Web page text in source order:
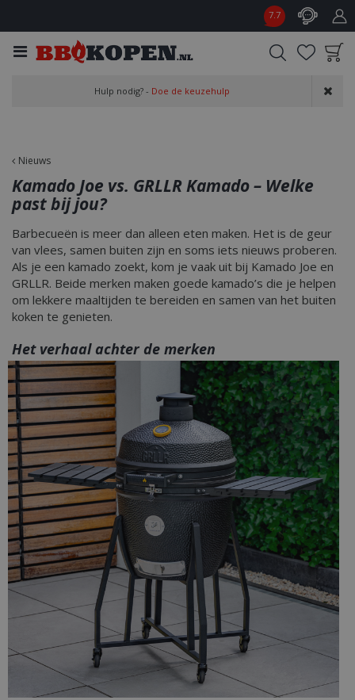
Nieuws
7.7
aan wensenlijst
Hulp nodig? - Doe de keuzehulp
Kamado Joe vs. GRLLR Kamado – Welke
past bij jou?
Barbecueën is meer dan alleen eten maken. Het is de geur
van vlees, samen buiten zijn en soms iets nieuws proberen.
Als je een kamado zoekt, kom je vaak uit bij Kamado Joe en
GRLLR. Beide merken maken goede kamado’s die je helpen
om lekkere maaltijden te bereiden en samen van het buiten
koken te genieten.
Het verhaal achter de merken